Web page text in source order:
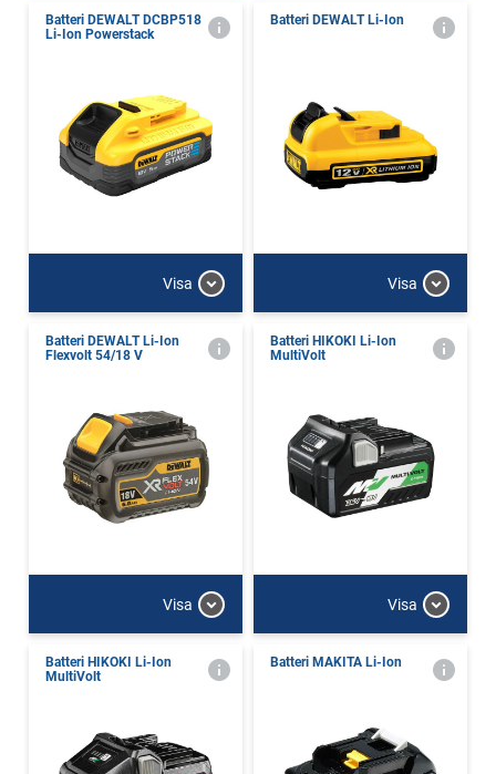
Batteri DEWALT DCBP518
Li-Ion Powerstack
Visa
Batteri DEWALT Li-Ion
Visa
Batteri DEWALT Li-Ion
Flexvolt 54/18 V
Visa
Batteri HIKOKI Li-Ion
MultiVolt
Visa
Batteri HIKOKI Li-Ion
MultiVolt
Batteri MAKITA Li-Ion